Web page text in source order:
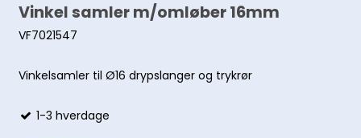
Vinkel samler m/omløber 16mm
VF7021547
Vinkelsamler til Ø16 drypslanger og trykrør
1-3 hverdage